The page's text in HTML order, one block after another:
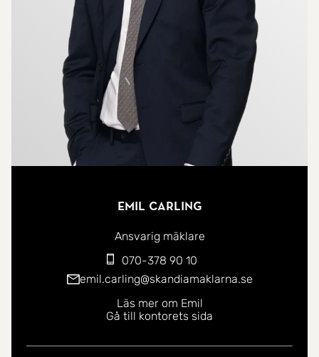
Emil Carling
Ansvarig mäklare
070-378 90 10
emil.carling@skandiamaklarna.se
Läs mer om Emil
Gå till kontorets sida